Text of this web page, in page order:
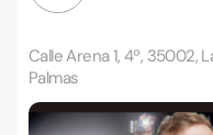
Calle Arena 1, 4º, 35002,
Palmas